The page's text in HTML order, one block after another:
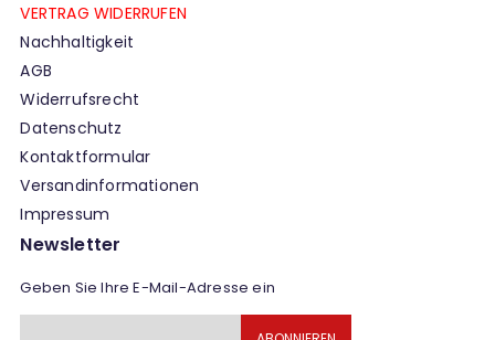
VERTRAG WIDERRUFEN
Nachhaltigkeit
AGB
Widerrufsrecht
Datenschutz
Kontaktformular
Versandinformationen
Impressum
Newsletter
Geben Sie Ihre E-Mail-Adresse ein